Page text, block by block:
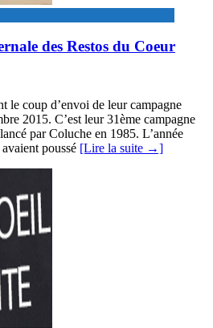
des Restos du Coeur
le coup d’envoi de leur campagne
2015. C’est leur 31ème campagne
par Coluche en 1985. L’année
poussé [Lire la suite →]